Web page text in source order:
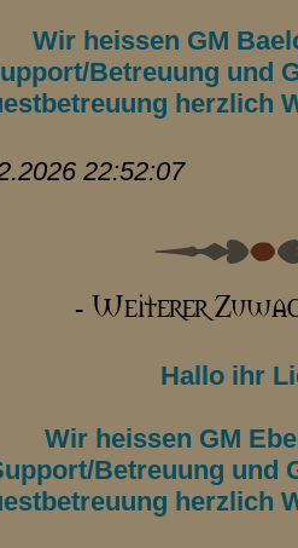
Wir heissen GM
Betreuung und
herzlich
22:52:07
Hallo ihr
Wir heissen GM
Betreuung und
herzlich